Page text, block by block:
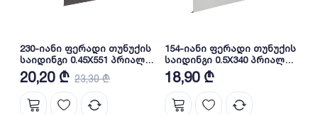
230-იანი ფერადი თუნუქის
საიდინგი 0.45X551 პრიალა
RAL 8019 (სამხრეთ კორეა)
NOVA
20,20 ₾ 23,30 ₾
154-იანი ფერადი თუნუქის
საიდინგი 0.5X340 პრიალა
RAL 9002 NOVA
18,90 ₾